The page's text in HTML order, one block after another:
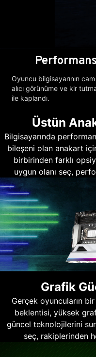
Oyuncu bilgisayarının
alıcı görünüme ve kir
ile kaplandı.
Üstün
Bilgisayarında
bileşeni olan anakart
birbirinden farklı
uygun olanı seç,
Grafik
Gerçek oyuncuların
beklentisi, yüksek
güncel teknolojilerini
seç, rakiplerinden